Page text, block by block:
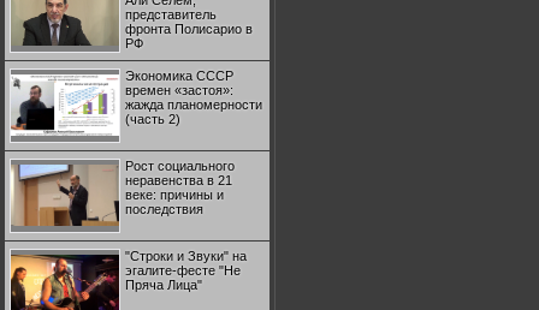
представитель
фронта Полисарио в
РФ
Экономика СССР
времен «застоя»:
жажда планомерности
(часть 2)
Рост социального
неравенства в 21
веке: причины и
последствия
"Строки и Звуки" на
эгалите-фесте "Не
Пряча Лица"